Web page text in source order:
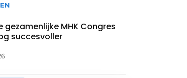
gezamenlijke MHK Congres
succesvoller